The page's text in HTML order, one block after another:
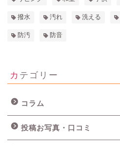
撥水 汚れ 洗える
防汚 防音
カテゴリー
コラム
投稿お写真・口コミ